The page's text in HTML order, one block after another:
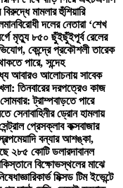
মামলার হুঁশিয়ারি
বিরোধী দলের নেতারা ‘শেখ
মৃত্যু ৮৫০ ছুঁইছুঁইপূর্ব রেলের
কেন্দ্রে প্রকৌশলী তারেক
পারে, সন্দেহ
আবারও আলোচনায় সাবেক
তিনবারের দরপত্রেও কাজ
ট্রাম্পবাড়তে পারে
সেনাবাহিনীর ড্রোন হামলায়
প্রেসক্লাব কক্সবাজার
বন্যার আশঙ্কা,
২৮৫ কোটি ডলারদাবানল
বিক্ষোভস্থলের মাঝে
রিকার্ভ মিক্সড টিম ইভেন্টে